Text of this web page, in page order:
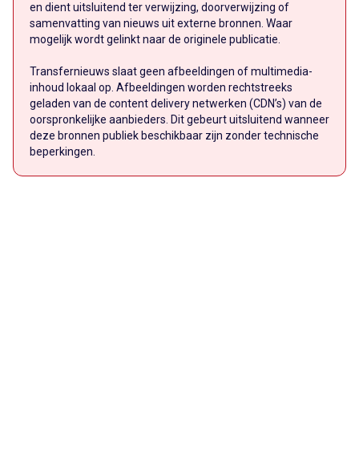
en dient uitsluitend ter verwijzing, doorverwijzing of
samenvatting van nieuws uit externe bronnen. Waar
mogelijk wordt gelinkt naar de originele publicatie.
Transfernieuws slaat geen afbeeldingen of multimedia-
inhoud lokaal op. Afbeeldingen worden rechtstreeks
geladen van de content delivery netwerken (CDN’s) van de
oorspronkelijke aanbieders. Dit gebeurt uitsluitend wanneer
deze bronnen publiek beschikbaar zijn zonder technische
beperkingen.